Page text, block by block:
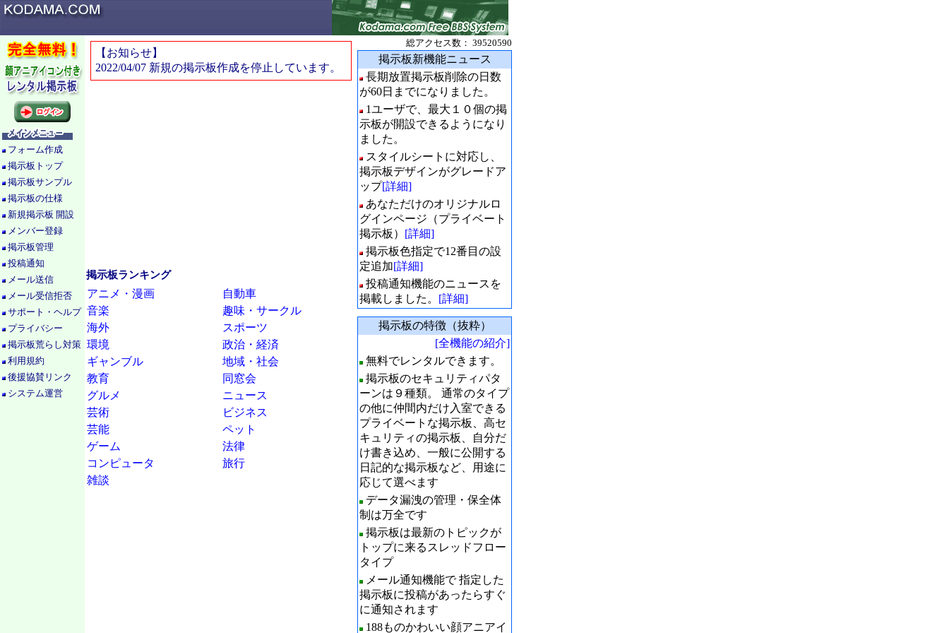
フォーム作成
掲示板トップ
掲示板サンプル
掲示板の仕様
新規掲示板 開設
メンバー登録
掲示板管理
投稿通知
メール送信
メール受信拒否
サポート・ヘルプ
プライバシー
掲示板荒らし対策
利用規約
後援協賛リンク
システム運営
【お知らせ】
2022/04/07 新規の掲示板作成を停止しています。
掲示板ランキング
アニメ・漫画
音楽
海外
環境
ギャンブル
教育
グルメ
芸術
芸能
ゲーム
コンピュータ
雑談
自動車
趣味・サークル
スポーツ
政治・経済
地域・社会
同窓会
ニュース
ビジネス
ペット
法律
旅行
総アクセス数： 39520590
掲示板新機能ニュース
長期放置掲示板削除の日数
が60日までになりました。
1ユーザで、最大１０個の掲
示板が開設できるようになり
ました。
スタイルシートに対応し、
掲示板デザインがグレードア
ップ[詳細]
あなただけのオリジナルロ
グインページ（プライベート
掲示板） [詳細]
掲示板色指定で12番目の設
定追加[詳細]
投稿通知機能のニュースを
掲載しました。 [詳細]
掲示板の特徴（抜粋）
[全機能の紹介]
無料でレンタルできます。
掲示板のセキュリティパタ
ーンは９種類。 通常のタイプ
の他に仲間内だけ入室できる
プライベートな掲示板、高セ
キュリティの掲示板、自分だ
け書き込め、一般に公開する
日記的な掲示板など、用途に
応じて選べます
データ漏洩の管理・保全体
制は万全です
掲示板は最新のトピックが
トップに来るスレッドフロー
タイプ
メール通知機能で 指定した
掲示板に投稿があったらすぐ
に通知されます
188ものかわいい顔アニアイ